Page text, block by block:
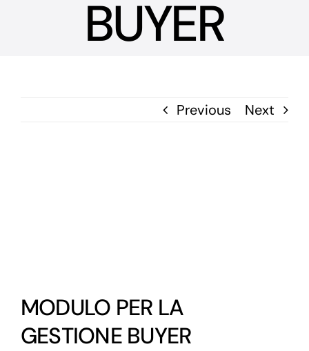
BUYER
Previous Next
MODULO PER LA
GESTIONE BUYER